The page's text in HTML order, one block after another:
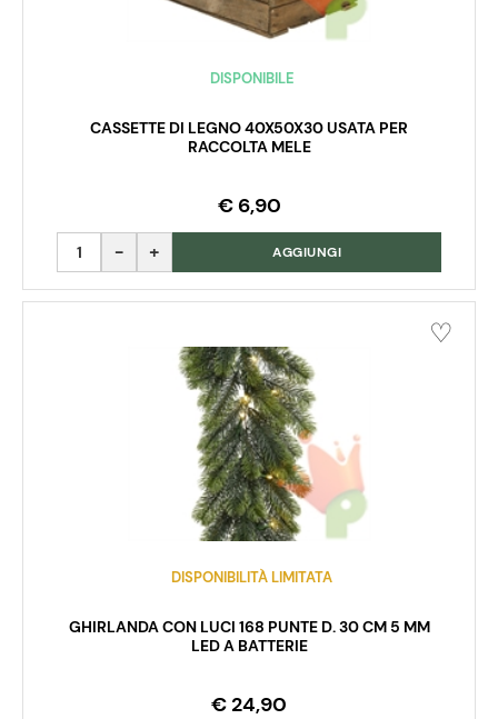
DISPONIBILE
CASSETTE DI LEGNO 40X50X30 USATA PER
RACCOLTA MELE
€ 6,90
Quantità AGGIUNGI
DISPONIBILITÀ LIMITATA
GHIRLANDA CON LUCI 168 PUNTE D. 30 CM 5 MM
LED A BATTERIE
€ 24,90